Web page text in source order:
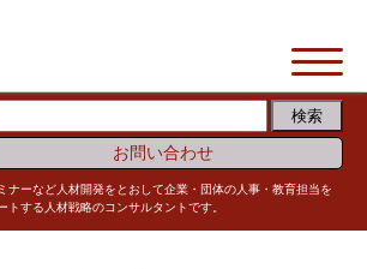
お問い合わせ
ナーなど人材開発をとおして企業・団体の人事・教育担当を
トする人材戦略のコンサルタントです。